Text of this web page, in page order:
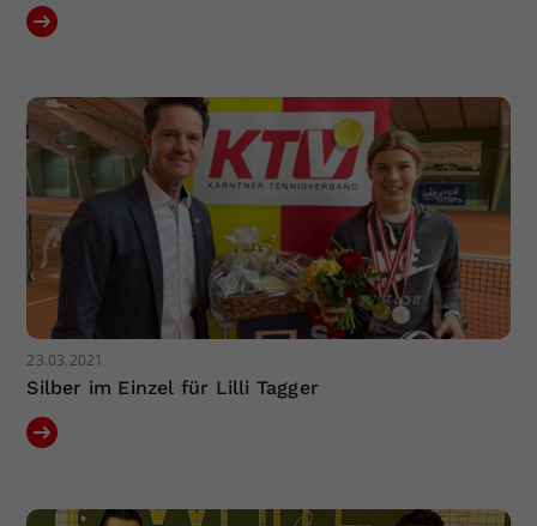
23.03.2021
Silber im Einzel für Lilli Tagger